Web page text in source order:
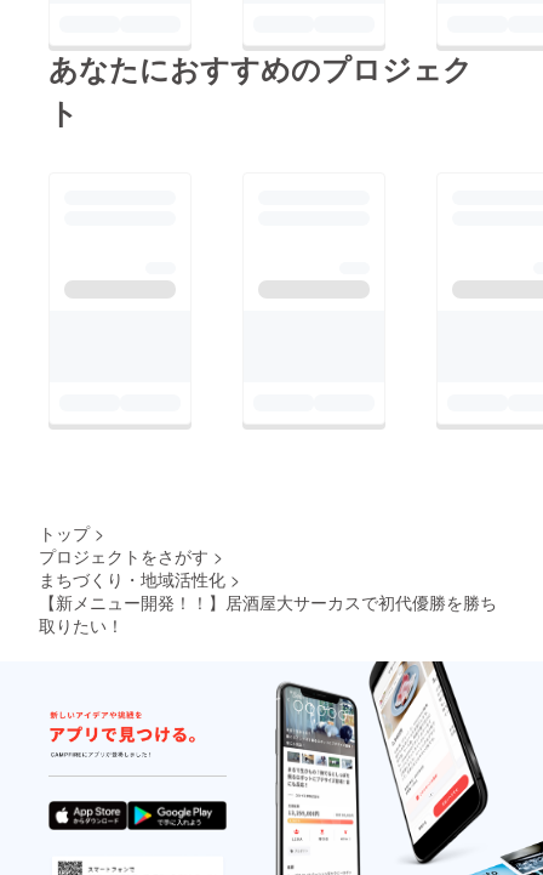
るように、今しっかり
と創っていきます！
あなたにおすすめのプロジェク
ト
トップ >
プロジェクトをさがす >
まちづくり・地域活性化 >
【新メニュー開発！！】居酒屋大サーカスで初代優勝を勝ち
取りたい！